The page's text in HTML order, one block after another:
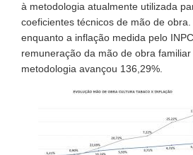
à metodologia atualmente utilizada
coeficientes técnicos de mão de obra.
enquanto a inflação medida pelo
remuneração da mão de obra
metodologia avançou 136,29%.